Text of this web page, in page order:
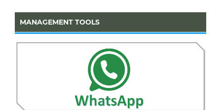
MANAGEMENT TOOLS